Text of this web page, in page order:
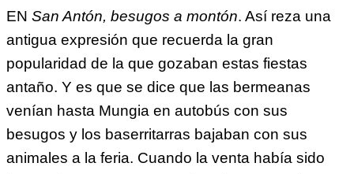
EN San Antón, besugos a montón. Así reza una
antigua expresión que recuerda la gran
popularidad de la que gozaban estas fiestas
antaño. Y es que se dice que las bermeanas
venían hasta Mungia en autobús con sus
besugos y los baserritarras bajaban con sus
animales a la feria. Cuando la venta había sido